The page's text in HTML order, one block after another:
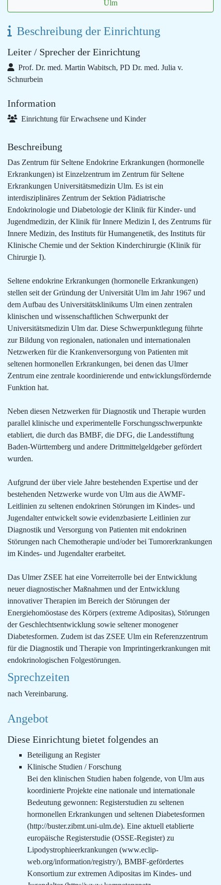
Ulm
Beschreibung der Einrichtung
Leiter / Sprecher der Einrichtung
Prof. Dr. med. Martin Wabitsch, PD Dr. med. Julia v.
Schnurbein
Information
Einrichtung für Erwachsene und Kinder
Beschreibung
Das Zentrum für Seltene Endokrine Erkrankungen (hormonelle
Erkrankungen) ist Einzelzentrum im Zentrum für Seltene
Erkrankungen Universitätsmedizin Ulm. Es ist ein
interdisziplinäres Zentrum der Sektion Pädiatrische
Endokrinologie und Diabetologie der Klinik für Kinder- und
Jugendmedizin, der Klinik für Innere Medizin I, des Zentrums für
Innere Medizin, des Instituts für Humangenetik, des Instituts für
Klinische Chemie und der Sektion Kinderchirurgie (Klinik für
Chirurgie I).
Seltene endokrine Erkrankungen (hormonelle Erkrankungen)
stellen seit der Gründung der Universität Ulm im Jahr 1967 und
dem Aufbau des Universitätsklinikums Ulm einen zentralen
klinischen und wissenschaftlichen Schwerpunkt der
Universitätsmedizin Ulm dar. Diese Schwerpunktlegung führte
zur Bildung von regionalen, nationalen und internationalen
Netzwerken für die Krankenversorgung von Patienten mit
seltenen hormonellen Erkrankungen, bei denen das Ulmer
Zentrum eine zentrale koordinierende und entwicklungsfördernde
Funktion hat.
Neben diesen Netzwerken für Diagnostik und Therapie wurden
parallel klinische und experimentelle Forschungsschwerpunkte
etabliert, die durch das BMBF, die DFG, die Landesstiftung
Baden-Württemberg und andere Drittmittelgeldgeber gefördert
wurden.
Aufgrund der über viele Jahre bestehenden Expertise und der
bestehenden Netzwerke wurde von Ulm aus die AWMF-
Leitlinien zu seltenen endokrinen Störungen im Kindes- und
Jugendalter entwickelt sowie evidenzbasierte Leitlinien zur
Diagnostik und Versorgung von Patienten mit endokrinen
Störungen nach Chemotherapie und/oder bei Tumorerkrankungen
im Kindes- und Jugendalter erarbeitet.
Das Ulmer ZSEE hat eine Vorreiterrolle bei der Entwicklung
neuer diagnostischer Maßnahmen und der Entwicklung
innovativer Therapien im Bereich der Störungen der
Energiehomöostase des Körpers (extreme Adipositas), Störungen
der Geschlechtsentwicklung sowie seltener monogener
Diabetesformen. Zudem ist das ZSEE Ulm ein Referenzzentrum
für die Diagnostik und Therapie von Imprintingerkrankungen mit
endokrinologischen Folgestörungen.
Sprechzeiten
nach Vereinbarung.
Angebot
Diese Einrichtung bietet folgendes an
Beteiligung an Register
Klinische Studien / Forschung
Bei den klinischen Studien haben folgende, von Ulm aus
koordinierte Projekte eine nationale und internationale
Bedeutung gewonnen: Registerstudien zu seltenen
hormonellen Erkrankungen und seltenen Diabetesformen
(http://buster.zibmt.uni-ulm.de). Eine aktuell etablierte
europäische Registerstudie (OSSE-Register) zu
Lipodystrophieerkrankungen (www.eclip-
web.org/information/registry/), BMBF-gefördertes
Konsortium zur extremen Adipositas im Kindes- und